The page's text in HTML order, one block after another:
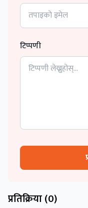
टिप्पणी
प्रतिक्रिया (0)